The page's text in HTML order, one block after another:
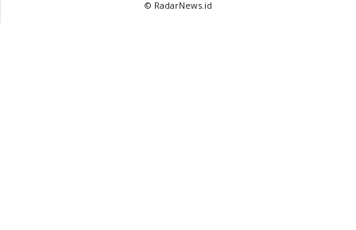
© RadarNews.id